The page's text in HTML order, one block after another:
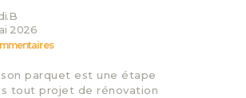
2026
son parquet est une étape
tout projet de rénovation